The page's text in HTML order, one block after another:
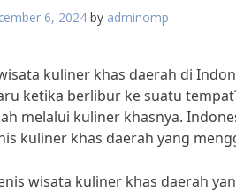
6, 2024 by adminomp
kuliner khas daerah di
ketika berlibur ke suatu
melalui kuliner khasnya.
kuliner khas daerah yang
wisata kuliner khas daerah